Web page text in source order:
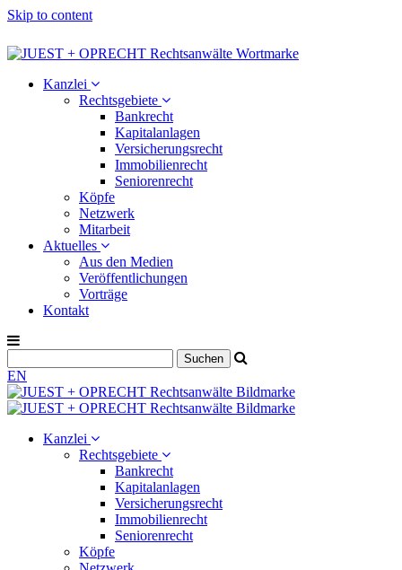
Skip to content
Kanzlei
Rechtsgebiete
Bankrecht
Kapitalanlagen
Versicherungsrecht
Immobilienrecht
Seniorenrecht
Köpfe
Netzwerk
Mitarbeit
Aktuelles
Aus den Medien
Veröffentlichungen
Vorträge
Kontakt
EN
Kanzlei
Rechtsgebiete
Bankrecht
Kapitalanlagen
Versicherungsrecht
Immobilienrecht
Seniorenrecht
Köpfe